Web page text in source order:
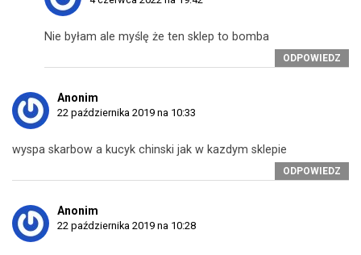
Nie byłam ale myślę że ten sklep to bomba
ODPOWIEDZ
Anonim
22 października 2019 na 10:33
wyspa skarbow a kucyk chinski jak w kazdym sklepie
ODPOWIEDZ
Anonim
22 października 2019 na 10:28